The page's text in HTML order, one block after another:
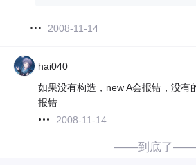
2008-11-14
hai040
如果没有构造，new A会报错，没有
报错
2008-11-14
——到底了——